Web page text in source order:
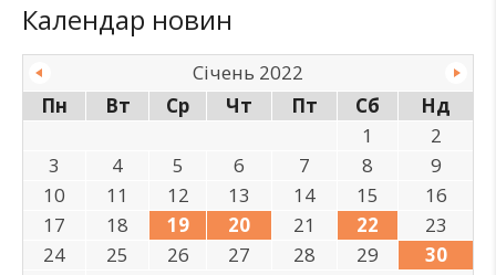
Календар новин
Січень 2022
Пн
Вт Ср Чт Пт Сб
Нд
1
2
3
4 5 6 7 8
9
10
11 12 13 14 15
16
17
18 19 20 21 22
23
24
25 26 27 28 29
30